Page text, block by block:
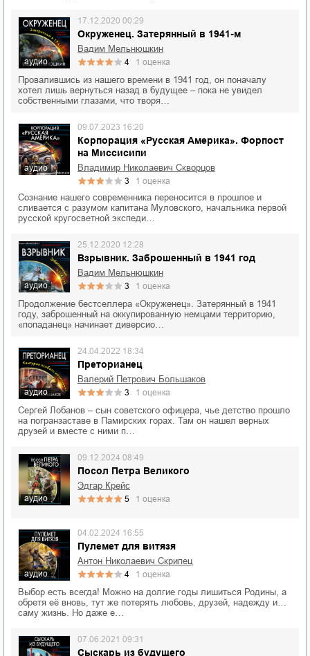
аудио
Окруженец. Затерянный в 1941-м
17.12.2020 00:29
Вадим Мельнюшкин
4 1 оценка
Провалившись из нашего времени в 1941 год, он поначалу
хотел лишь вернуться назад в будущее – пока не увидел
собственными глазами, что творя…
аудио
Корпорация «Русская Америка». Форпост
на Миссисипи
09.07.2023 16:20
Владимир Николаевич Скворцов
3 1 оценка
Сознание нашего современника переносится в прошлое и
сливается с разумом капитана Муловского, начальника первой
русской кругосветной экспеди…
аудио
Взрывник. Заброшенный в 1941 год
25.12.2020 12:28
Вадим Мельнюшкин
3 1 оценка
Продолжение бестселлера «Окруженец». Затерянный в 1941
году, заброшенный на оккупированную немцами территорию,
«попаданец» начинает диверсио…
аудио
Преторианец
24.04.2022 18:34
Валерий Петрович Большаков
3 1 оценка
Сергей Лобанов – сын советского офицера, чье детство прошло
на погранзаставе в Памирских горах. Там он нашел верных
друзей и вместе с ними п…
аудио
Посол Петра Великого
09.12.2024 08:49
Эдгар Крейс
5 1 оценка
аудио
Пулемет для витязя
04.02.2024 16:55
Антон Николаевич Скрипец
4 1 оценка
Выбор есть всегда! Можно на долгие годы лишиться Родины, а
обретя её вновь, тут же потерять любовь, друзей, надежду и…
саму жизнь. Но даже е…
Сыскарь из будущего
07.06.2021 09:31